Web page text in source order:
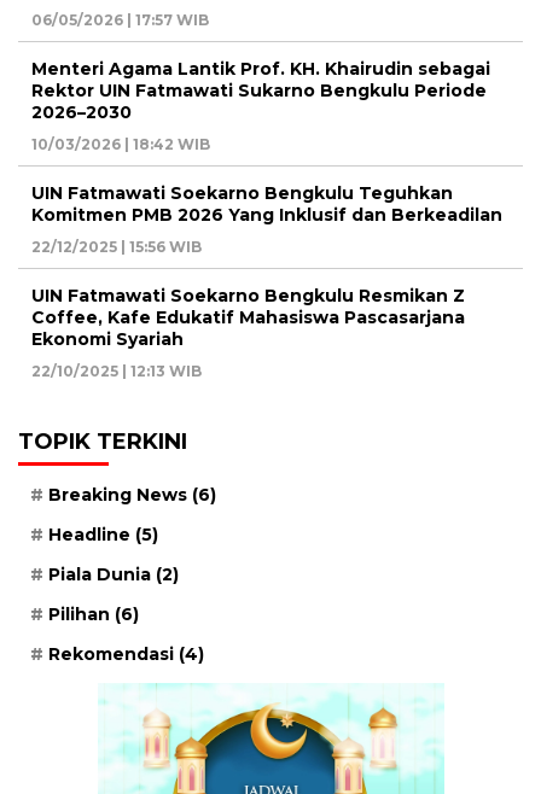
06/05/2026 | 17:57 WIB
Menteri Agama Lantik Prof. KH. Khairudin sebagai
Rektor UIN Fatmawati Sukarno Bengkulu Periode
2026–2030
10/03/2026 | 18:42 WIB
UIN Fatmawati Soekarno Bengkulu Teguhkan
Komitmen PMB 2026 Yang Inklusif dan Berkeadilan
22/12/2025 | 15:56 WIB
UIN Fatmawati Soekarno Bengkulu Resmikan Z
Coffee, Kafe Edukatif Mahasiswa Pascasarjana
Ekonomi Syariah
22/10/2025 | 12:13 WIB
TOPIK TERKINI
Breaking News (6)
Headline (5)
Piala Dunia (2)
Pilihan (6)
Rekomendasi (4)